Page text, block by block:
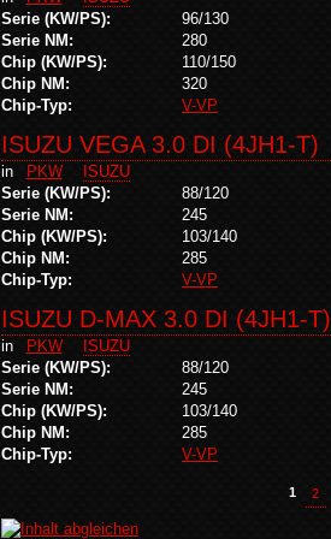
Serie (KW/PS):
96/130
Serie NM:
280
Chip (KW/PS):
110/150
Chip NM:
320
Chip-Typ:
V-VP
ISUZU VEGA 3.0 DI (4JH1-T)
in PKW
ISUZU
Serie (KW/PS):
88/120
Serie NM:
245
Chip (KW/PS):
103/140
Chip NM:
285
Chip-Typ:
V-VP
ISUZU D-MAX 3.0 DI (4JH1-T)
in PKW
ISUZU
Serie (KW/PS):
88/120
Serie NM:
245
Chip (KW/PS):
103/140
Chip NM:
285
Chip-Typ:
V-VP
1 2